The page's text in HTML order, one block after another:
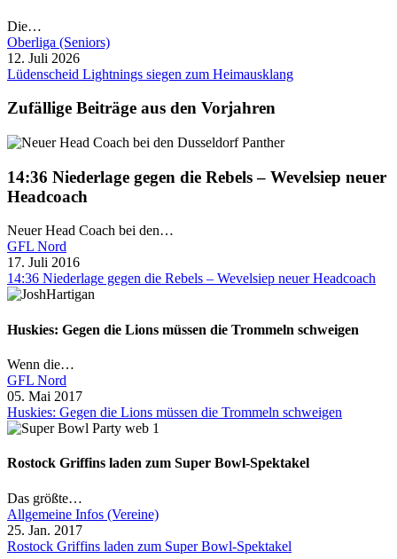
Die…
Oberliga (Seniors)
12. Juli 2026
Lüdenscheid Lightnings siegen zum Heimausklang
Zufällige Beiträge aus den Vorjahren
14:36 Niederlage gegen die Rebels – Wevelsiep neuer
Headcoach
Neuer Head Coach bei den…
GFL Nord
17. Juli 2016
14:36 Niederlage gegen die Rebels – Wevelsiep neuer Headcoach
Huskies: Gegen die Lions müssen die Trommeln schweigen
Wenn die…
GFL Nord
05. Mai 2017
Huskies: Gegen die Lions müssen die Trommeln schweigen
Rostock Griffins laden zum Super Bowl-Spektakel
Das größte…
Allgemeine Infos (Vereine)
25. Jan. 2017
Rostock Griffins laden zum Super Bowl-Spektakel